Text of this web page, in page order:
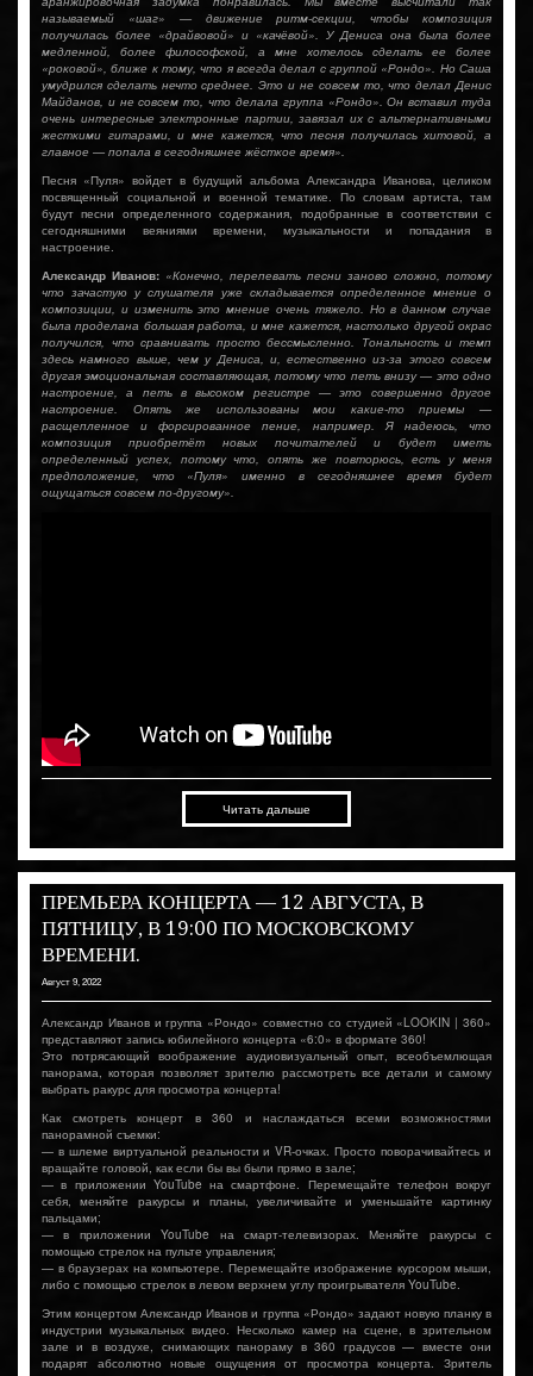
называемый «шаг» — движение ритм-секции, чтобы композиция
получилась более «драйвовой» и «качёвой». У Дениса она была более
медленной, более философской, а мне хотелось сделать ее более
«роковой», ближе к тому, что я всегда делал с группой «Рондо». Но Саша
умудрился сделать нечто среднее. Это и не совсем то, что делал Денис
Майданов, и не совсем то, что делала группа «Рондо». Он вставил туда
очень интересные электронные партии, завязал их с альтернативными
жесткими гитарами, и мне кажется, что песня получилась хитовой, а
главное — попала в сегодняшнее жёсткое время».
Песня «Пуля» войдет в будущий альбома Александра Иванова, целиком
посвященный социальной и военной тематике. По словам артиста, там
будут песни определенного содержания, подобранные в соответствии с
сегодняшними веяниями времени, музыкальности и попадания в
настроение.
Александр Иванов: «Конечно, перепевать песни заново сложно, потому
что зачастую у слушателя уже складывается определенное мнение о
композиции, и изменить это мнение очень тяжело. Но в данном случае
была проделана большая работа, и мне кажется, настолько другой окрас
получился, что сравнивать просто бессмысленно. Тональность и темп
здесь намного выше, чем у Дениса, и, естественно из-за этого совсем
другая эмоциональная составляющая, потому что петь внизу — это одно
настроение, а петь в высоком регистре — это совершенно другое
настроение. Опять же использованы мои какие-то приемы —
расщепленное и форсированное пение, например. Я надеюсь, что
композиция приобретёт новых почитателей и будет иметь
определенный успех, потому что, опять же повторюсь, есть у меня
предположение, что «Пуля» именно в сегодняшнее время будет
ощущаться совсем по-другому».
Читать дальше
ПРЕМЬЕРА КОНЦЕРТА — 12 АВГУСТА, В
ПЯТНИЦУ, В 19:00 ПО МОСКОВСКОМУ
ВРЕМЕНИ.
Август 9, 2022
Александр Иванов и группа «Рондо» совместно со студией «LOOKIN | 360»
представляют запись юбилейного концерта «6:0» в формате 360!
Это потрясающий воображение аудиовизуальный опыт, всеобъемлющая
панорама, которая позволяет зрителю рассмотреть все детали и самому
выбрать ракурс для просмотра концерта!
Как смотреть концерт в 360 и наслаждаться всеми возможностями
панорамной съемки:
— в шлеме виртуальной реальности и VR-очках. Просто поворачивайтесь и
вращайте головой, как если бы вы были прямо в зале;
— в приложении YouTube на смартфоне. Перемещайте телефон вокруг
себя, меняйте ракурсы и планы, увеличивайте и уменьшайте картинку
пальцами;
— в приложении YouTube на смарт-телевизорах. Меняйте ракурсы с
помощью стрелок на пульте управления;
— в браузерах на компьютере. Перемещайте изображение курсором мыши,
либо с помощью стрелок в левом верхнем углу проигрывателя YouTube.
Этим концертом Александр Иванов и группа «Рондо» задают новую планку в
индустрии музыкальных видео. Несколько камер на сцене, в зрительном
зале и в воздухе, снимающих панораму в 360 градусов — вместе они
подарят абсолютно новые ощущения от просмотра концерта. Зритель